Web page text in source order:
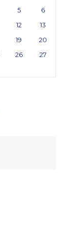
5
6
12
13
19
20
26
27